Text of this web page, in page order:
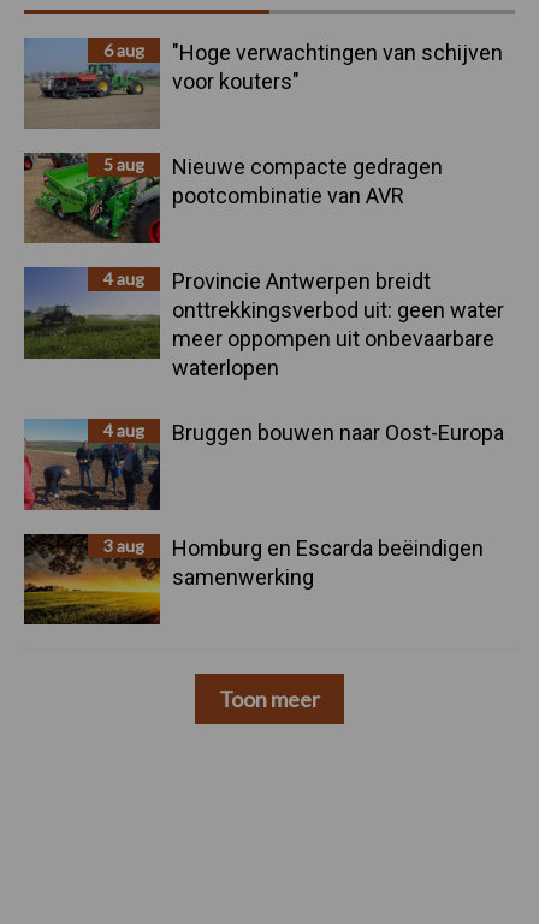
Sidebar
6 aug
"Hoge verwachtingen van schijven
voor kouters"
5 aug
Nieuwe compacte gedragen
pootcombinatie van AVR
4 aug
Provincie Antwerpen breidt
onttrekkingsverbod uit: geen water
meer oppompen uit onbevaarbare
waterlopen
4 aug Bruggen bouwen naar Oost-Europa
3 aug
Homburg en Escarda beëindigen
samenwerking
Toon meer